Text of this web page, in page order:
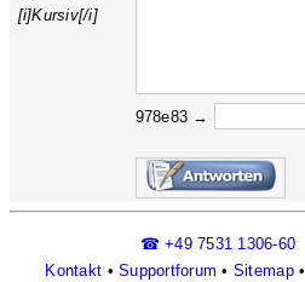
[i]Kursiv[/i]
978e83 →
☎ +49 7531 1306-60
Kontakt •Supportforum • Sitemap•